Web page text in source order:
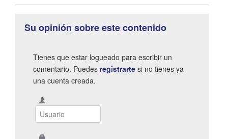
Su opinión sobre este contenido
Tienes que estar logueado para escribir un
comentario. Puedes registrarte si no tienes ya
una cuenta creada.